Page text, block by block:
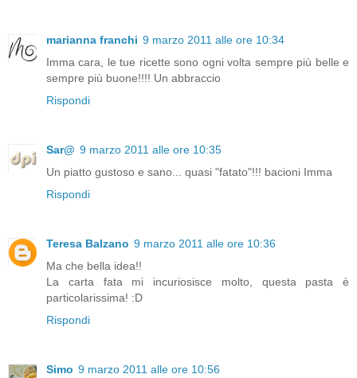
marianna franchi 9 marzo 2011 alle ore 10:34
Imma cara, le tue ricette sono ogni volta sempre più belle e
sempre più buone!!!! Un abbraccio
Rispondi
Sar@ 9 marzo 2011 alle ore 10:35
Un piatto gustoso e sano... quasi "fatato"!!! bacioni Imma
Rispondi
Teresa Balzano 9 marzo 2011 alle ore 10:36
Ma che bella idea!!
La carta fata mi incuriosisce molto, questa pasta è
particolarissima! :D
Rispondi
Simo 9 marzo 2011 alle ore 10:56